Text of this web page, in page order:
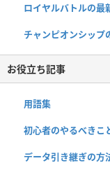
ロイヤルバトルの最
チャンピオンシップ
お役立ち記事
用語集
初心者のやるべきこ
データ引き継ぎの方